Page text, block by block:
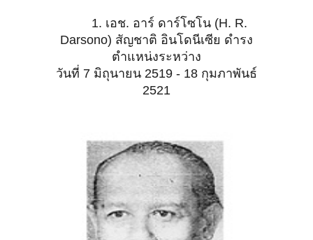
1. เอช. อาร์ ดาร์โซโน (H. R.
Darsono) สัญชาติ อินโดนีเซีย ดำรง
ตำแหน่งระหว่าง
วันที่ 7 มิถุนายน 2519 - 18 กุมภาพันธ์
2521